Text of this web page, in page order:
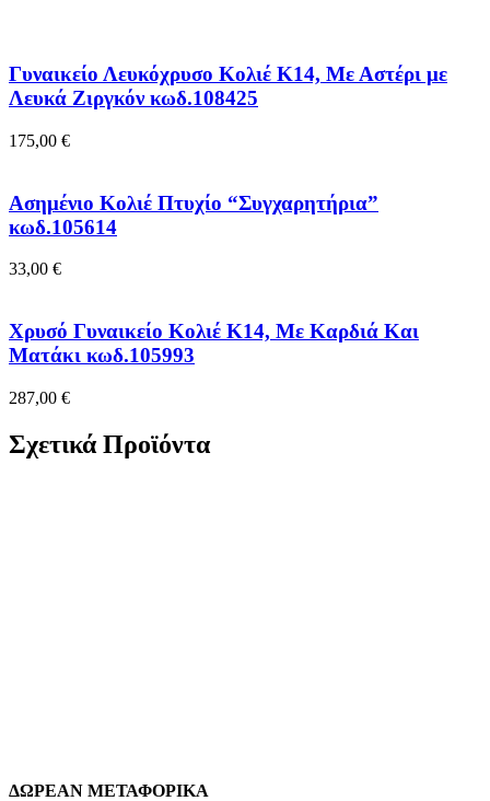
Γυναικείο Λευκόχρυσο Κολιέ Κ14, Με Αστέρι με
Λευκά Ζιργκόν κωδ.108425
175,00 €
Ασημένιο Κολιέ Πτυχίο “Συγχαρητήρια”
κωδ.105614
33,00 €
Χρυσό Γυναικείο Κολιέ Κ14, Με Καρδιά Και
Ματάκι κωδ.105993
287,00 €
Σχετικά Προϊόντα
ΔΩΡΕΑΝ ΜΕΤΑΦΟΡΙΚΑ